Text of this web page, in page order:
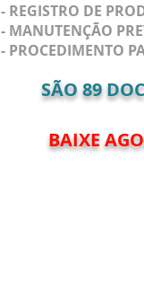
- REGISTRO DE
- MANUTENÇÃO
- PROCEDIMENTO
SÃO89
BAIXE